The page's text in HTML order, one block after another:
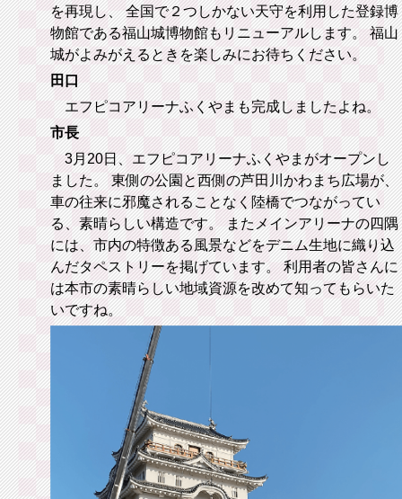
を再現し、 全国で２つしかない天守を利用した登録博
物館である福山城博物館もリニューアルします。 福山
城がよみがえるときを楽しみにお待ちください。
田口
エフピコアリーナふくやまも完成しましたよね。
市長
3月20日、エフピコアリーナふくやまがオープンし
ました。 東側の公園と西側の芦田川かわまち広場が、
車の往来に邪魔されることなく陸橋でつながってい
る、素晴らしい構造です。 またメインアリーナの四隅
には、市内の特徴ある風景などをデニム生地に織り込
んだタペストリーを掲げています。 利用者の皆さんに
は本市の素晴らしい地域資源を改めて知ってもらいた
いですね。